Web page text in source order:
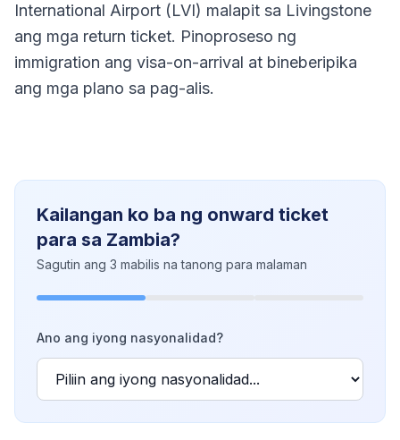
International Airport (LVI) malapit sa Livingstone
ang mga return ticket. Pinoproseso ng
immigration ang visa-on-arrival at bineberipika
ang mga plano sa pag-alis.
Kailangan ko ba ng onward ticket
para sa Zambia?
Sagutin ang 3 mabilis na tanong para malaman
Ano ang iyong nasyonalidad?